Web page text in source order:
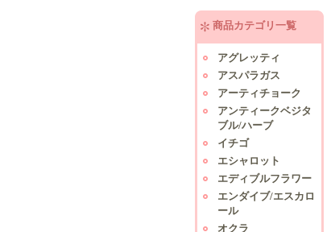
商品カテゴリ一覧
アグレッティ
アスパラガス
アーティチョーク
アンティークベジタ
ブル/ハーブ
イチゴ
エシャロット
エディブルフラワー
エンダイブ/エスカロ
ール
オクラ